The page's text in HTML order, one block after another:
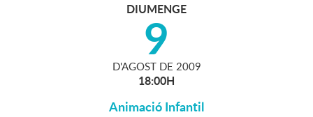
DIUMENGE
9
D'AGOST DE 2009
18:00H
Animació Infantil